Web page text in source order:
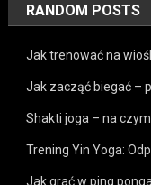
RANDOM POSTS
Jak trenować na
Jak zacząć biegać –
Shakti joga – na
Trening Yin Yoga:
Jak grać w ping